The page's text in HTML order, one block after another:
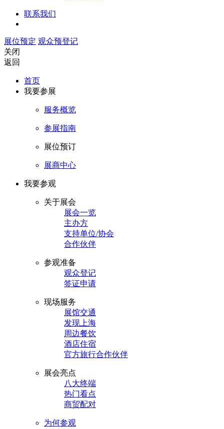
联系我们
展位预定 观众预登记
关闭
返回
首页
我要参展
服务概览
参展指南
展位预订
展商中心
我要参观
关于展会
展会一览
主办方
支持单位/协会
合作伙伴
参观准备
观众登记
签证申请
现场服务
展馆交通
发现上海
周边餐饮
酒店住宿
官方旅行合作伙伴
展会亮点
八大终端
热门看点
商贸配对
为何参观